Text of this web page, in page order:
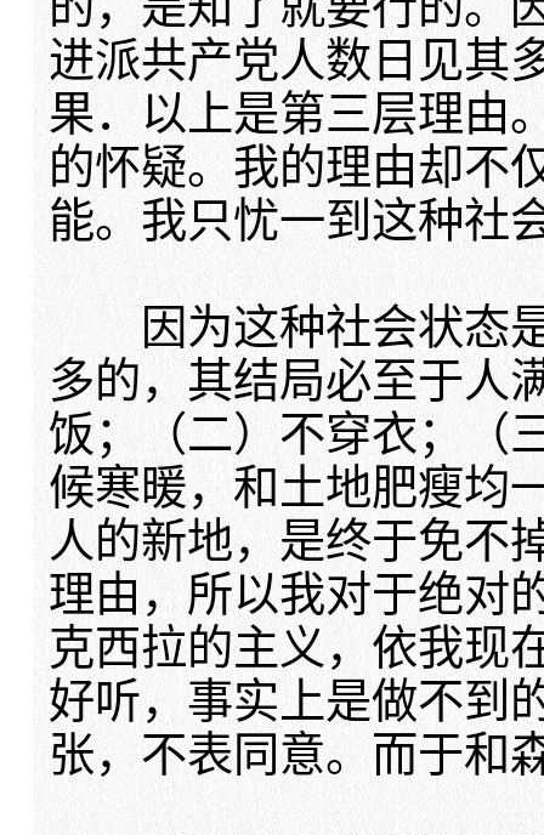
进派共产党人数日见其
果．以上是第三层理由
的怀疑。我的理由却不
能。我只忧一到这种社
因为这种社会状态是
多的，其结局必至于人
饭；（二）不穿衣；（
候寒暖，和土地肥瘦均
人的新地，是终于免不
理由，所以我对于绝对
克西拉的主义，依我现
好听，事实上是做不到
张，不表同意。而于和